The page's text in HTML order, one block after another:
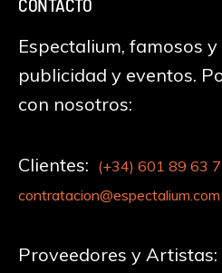
CONTACTO
Espectalium, famosos
publicidad y eventos.
con nosotros:
Clientes: (+34) 601 89 63
contratacion@espectalium.com
Proveedores y Artistas: